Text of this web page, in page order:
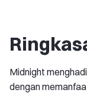
Midnight
dengan